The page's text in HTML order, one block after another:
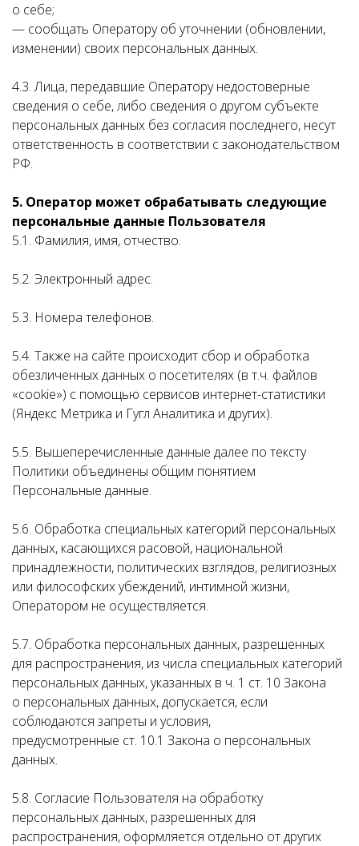
о себе;
— сообщать Оператору об уточнении (обновлении,
изменении) своих персональных данных.
4.3. Лица, передавшие Оператору недостоверные
сведения о себе, либо сведения о другом субъекте
персональных данных без согласия последнего, несут
ответственность в соответствии с законодательством
РФ.
5. Оператор может обрабатывать следующие
персональные данные Пользователя
5.1. Фамилия, имя, отчество.
5.2. Электронный адрес.
5.3. Номера телефонов.
5.4. Также на сайте происходит сбор и обработка
обезличенных данных о посетителях (в т.ч. файлов
«cookie») с помощью сервисов интернет-статистики
(Яндекс Метрика и Гугл Аналитика и других).
5.5. Вышеперечисленные данные далее по тексту
Политики объединены общим понятием
Персональные данные.
5.6. Обработка специальных категорий персональных
данных, касающихся расовой, национальной
принадлежности, политических взглядов, религиозных
или философских убеждений, интимной жизни,
Оператором не осуществляется.
5.7. Обработка персональных данных, разрешенных
для распространения, из числа специальных категорий
персональных данных, указанных в ч. 1 ст. 10 Закона
о персональных данных, допускается, если
соблюдаются запреты и условия,
предусмотренные ст. 10.1 Закона о персональных
данных.
5.8. Согласие Пользователя на обработку
персональных данных, разрешенных для
распространения, оформляется отдельно от других